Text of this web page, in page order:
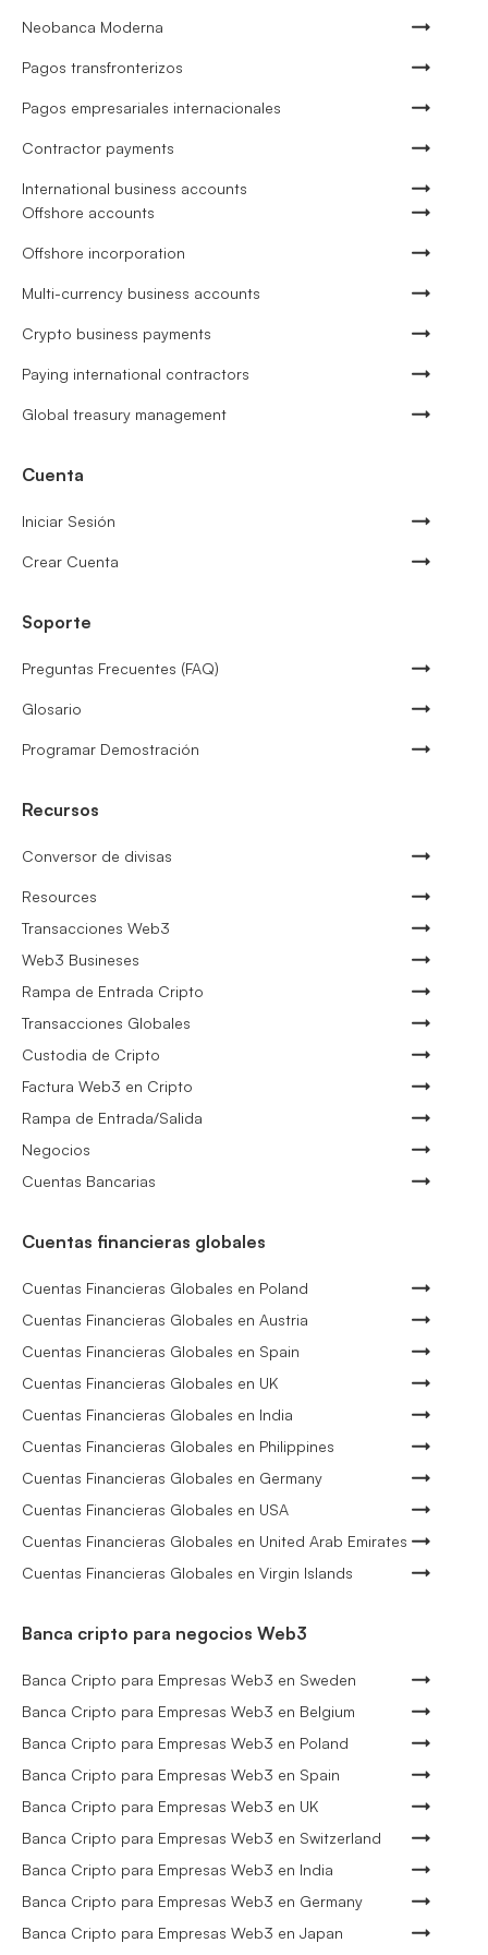
Neobanca Moderna
Pagos transfronterizos
Pagos empresariales internacionales
Contractor payments
International business accounts
Offshore accounts
Offshore incorporation
Multi-currency business accounts
Crypto business payments
Paying international contractors
Global treasury management
Cuenta
Iniciar Sesión
Crear Cuenta
Soporte
Preguntas Frecuentes (FAQ)
Glosario
Programar Demostración
Recursos
Conversor de divisas
Resources
Transacciones Web3
Web3 Busineses
Rampa de Entrada Cripto
Transacciones Globales
Custodia de Cripto
Factura Web3 en Cripto
Rampa de Entrada/Salida
Negocios
Cuentas Bancarias
Cuentas financieras globales
Cuentas Financieras Globales en Poland
Cuentas Financieras Globales en Austria
Cuentas Financieras Globales en Spain
Cuentas Financieras Globales en UK
Cuentas Financieras Globales en India
Cuentas Financieras Globales en Philippines
Cuentas Financieras Globales en Germany
Cuentas Financieras Globales en USA
Cuentas Financieras Globales en United Arab Emirates
Cuentas Financieras Globales en Virgin Islands
Banca cripto para negocios Web3
Banca Cripto para Empresas Web3 en Sweden
Banca Cripto para Empresas Web3 en Belgium
Banca Cripto para Empresas Web3 en Poland
Banca Cripto para Empresas Web3 en Spain
Banca Cripto para Empresas Web3 en UK
Banca Cripto para Empresas Web3 en Switzerland
Banca Cripto para Empresas Web3 en India
Banca Cripto para Empresas Web3 en Germany
Banca Cripto para Empresas Web3 en Japan